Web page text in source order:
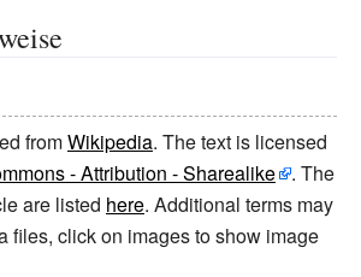
fromWikipedia. The text is licensed
- Attribution - Sharealike
. The
are listed here. Additional terms may
files, click on images to show image